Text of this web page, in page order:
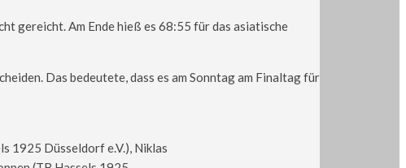
gereicht. Am Ende hieß es 68:55 für das asiatische
Das bedeutete, dass es am Sonntag am Finaltag für
1925 Düsseldorf e.V.), Niklas